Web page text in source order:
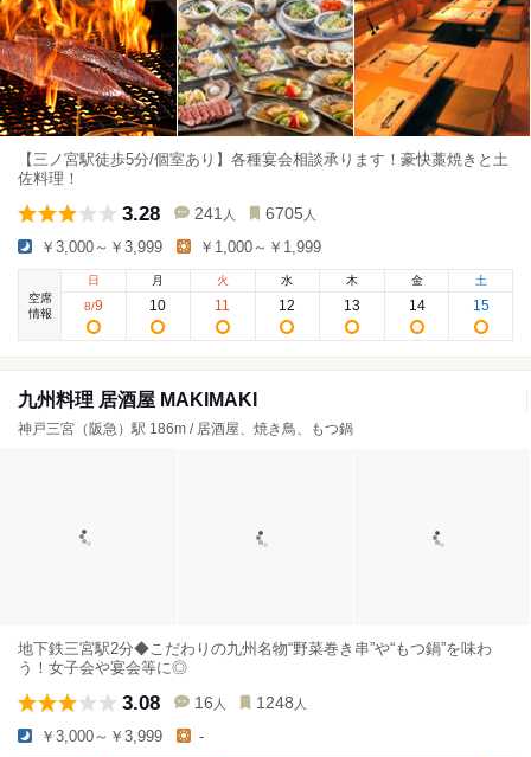
【三ノ宮駅徒歩5分/個室あり】各種宴会相談承ります！豪快藁焼きと土
佐料理！
3.28 241 人 6705 人
￥3,000～￥3,999 ￥1,000～￥1,999
空席
情報
日
8/9
月
10
火
11
水
12
木
13
金
14
土
15
九州料理 居酒屋 MAKIMAKI
神戸三宮（阪急）駅 186m / 居酒屋、焼き鳥、もつ鍋
地下鉄三宮駅2分◆こだわりの九州名物“野菜巻き串”や“もつ鍋”を味わ
う！女子会や宴会等に◎
3.08 16 人 1248 人
￥3,000～￥3,999 -